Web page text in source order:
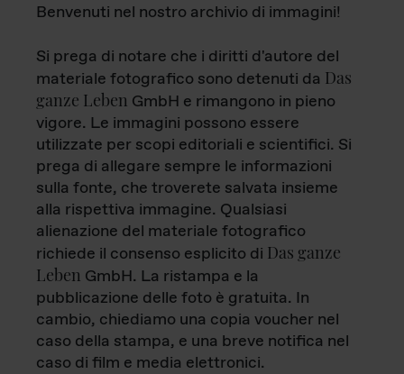
Benvenuti nel nostro archivio di immagini!
Si prega di notare che i diritti d'autore del
materiale fotografico sono detenuti da Das
ganze Leben GmbH e rimangono in pieno
vigore. Le immagini possono essere
utilizzate per scopi editoriali e scientifici. Si
prega di allegare sempre le informazioni
sulla fonte, che troverete salvata insieme
alla rispettiva immagine. Qualsiasi
alienazione del materiale fotografico
richiede il consenso esplicito di Das ganze
Leben GmbH. La ristampa e la
pubblicazione delle foto è gratuita. In
cambio, chiediamo una copia voucher nel
caso della stampa, e una breve notifica nel
caso di film e media elettronici.